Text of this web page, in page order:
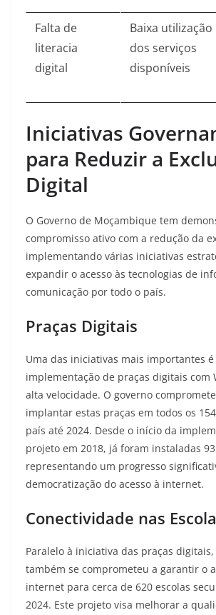
Falta de
literacia
digital
Baixa utilização
dos serviços
disponíveis
Iniciativas
para Reduzir a
Digital
O Governo de Moçambique tem
compromisso ativo com a redução da
implementando várias iniciativas
expandir o acesso às tecnologias de
comunicação por todo o país.
Praças Digitais
Uma das iniciativas mais importantes é
implementação de praças digitais com
alta velocidade. O governo
implantar estas praças em todos os
país até 2024. Desde o início da
projeto em 2018, já foram instaladas
representando um progresso
democratização do acesso à internet.
Conectividade nas
Paralelo à iniciativa das praças
também se comprometeu a garantir o
internet para cerca de 620 escolas
2024. Este projeto visa melhorar a